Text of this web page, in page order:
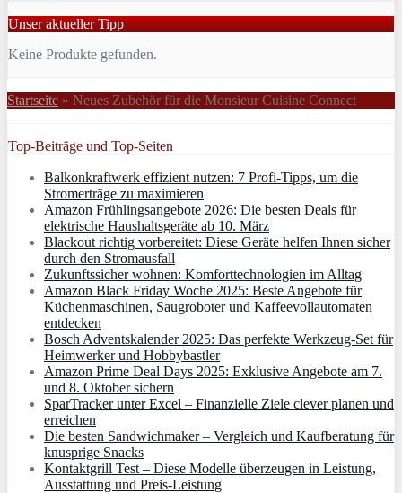
Unser aktueller Tipp
Keine Produkte gefunden.
Startseite » Neues Zubehör für die Monsieur Cuisine Connect
Top-Beiträge und Top-Seiten
Balkonkraftwerk effizient nutzen: 7 Profi-Tipps, um die
Stromerträge zu maximieren
Amazon Frühlingsangebote 2026: Die besten Deals für
elektrische Haushaltsgeräte ab 10. März
Blackout richtig vorbereitet: Diese Geräte helfen Ihnen sicher
durch den Stromausfall
Zukunftssicher wohnen: Komforttechnologien im Alltag
Amazon Black Friday Woche 2025: Beste Angebote für
Küchenmaschinen, Saugroboter und Kaffeevollautomaten
entdecken
Bosch Adventskalender 2025: Das perfekte Werkzeug-Set für
Heimwerker und Hobbybastler
Amazon Prime Deal Days 2025: Exklusive Angebote am 7.
und 8. Oktober sichern
SparTracker unter Excel – Finanzielle Ziele clever planen und
erreichen
Die besten Sandwichmaker – Vergleich und Kaufberatung für
knusprige Snacks
Kontaktgrill Test – Diese Modelle überzeugen in Leistung,
Ausstattung und Preis-Leistung